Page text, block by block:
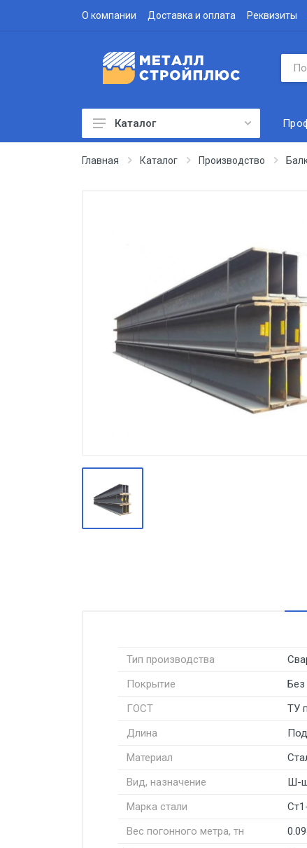
О компании Доставка и оплата Реквизиты
Профнастил
Производство
Штакетник
Черный металлопрокат
Нержавеющий металлопрокат
метизы
Оцинкованный металлопрокат
Запорная арматура
Каталог
Главная Каталог Производство
Тип производства
Покрытие
ГОСТ
ТУ
Длина
Материал
Вид, назначение
Ш-
Марка стали
Вес погонного метра, тн